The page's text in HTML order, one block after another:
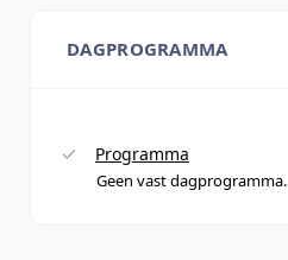
DAGPROGRAMMA
Programma
Geen vast dagprogramma.